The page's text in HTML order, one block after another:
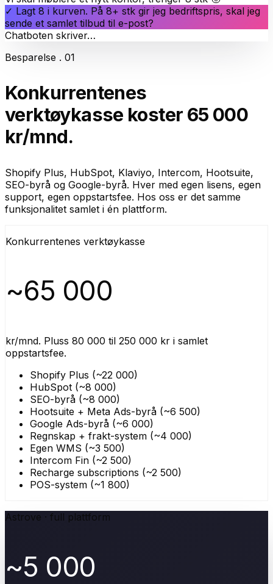
✓ Lagt 8 i kurven. På 8+ stk gir jeg bedriftspris, skal jeg
sende et samlet tilbud til e-post?
Chatboten skriver…
Besparelse . 01
Konkurrentenes
verktøykasse koster 65 000
kr/mnd.
Shopify Plus, HubSpot, Klaviyo, Intercom, Hootsuite,
SEO-byrå og Google-byrå. Hver med egen lisens, egen
support, egen oppstartsfee. Hos oss er det samme
funksjonalitet samlet i én plattform.
Konkurrentenes verktøykasse
~65 000
kr/mnd. Pluss 80 000 til 250 000 kr i samlet
oppstartsfee.
Shopify Plus (~22 000)
HubSpot (~8 000)
SEO-byrå (~8 000)
Hootsuite + Meta Ads-byrå (~6 500)
Google Ads-byrå (~6 000)
Regnskap + frakt-system (~4 000)
Egen WMS (~3 500)
Intercom Fin (~2 500)
Recharge subscriptions (~2 500)
POS-system (~1 800)
Astrove · full plattform
~5 000